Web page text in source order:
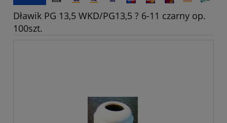
Dławik PG 13,5 WKD/PG13,5 ? 6-11 czarny op.
100szt.